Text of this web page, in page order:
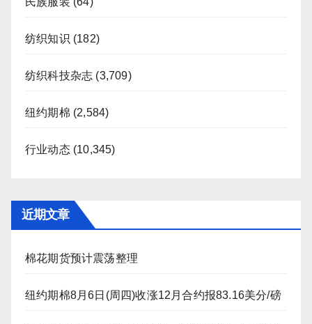
纺织知识 (182)
纺织科技杂志 (3,709)
纽约期棉 (2,584)
行业动态(10,345)
近期文章
棉花期货预计震荡整理
纽约期棉8月6日(周四)收涨12月合约报83.16美分/磅